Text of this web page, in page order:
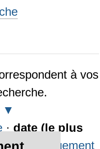
à vos
· date (le plus
alphabétiquement